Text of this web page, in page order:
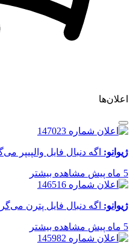
اعلان‌ها
ژیوانو: اگه دنبال فایل والپیپر
5 ماه پیش مشاهده بیشتر
ژیوانو: اگه دنبال فایل پترن
5 ماه پیش مشاهده بیشتر